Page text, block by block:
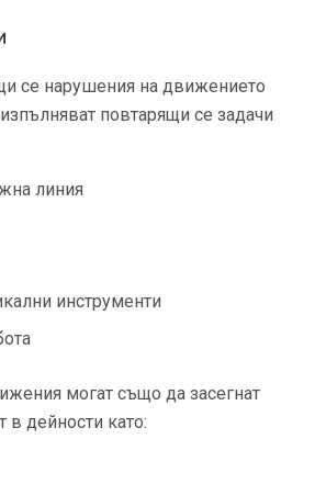
се нарушения на движението
повтарящи се задачи
линия
инструменти
могат също да засегнат
в дейности като: